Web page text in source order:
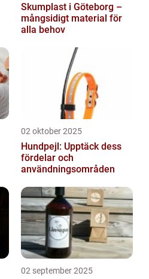
Skumplast i Göteborg –
mångsidigt material för
alla behov
02 oktober 2025
Hundpejl: Upptäck dess
fördelar och
användningsområden
02 september 2025